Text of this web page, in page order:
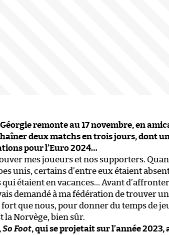
remonte au 17 novembre, en
deux matchs en trois jours, dont
pour l’Euro 2024…
mes joueurs et nos supporters.
unis, certains d’entre eux étaient
étaient en vacances… Avant
demandé à ma fédération de trouver
que nous, pour donner du temps de
la Norvège, bien sûr.
So Foot, qui se projetait sur l’année 2023,